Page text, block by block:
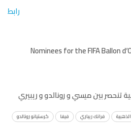
رابط
تنحصر بين ميسي و رونالدو و ريبيري
فرانك ريباري فيفا
كرستيانو رونالدو